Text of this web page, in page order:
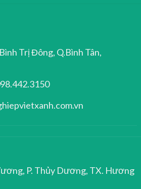
Trị Đông, Q.Bình Tân,
P. Thủy Dương, TX. Hương